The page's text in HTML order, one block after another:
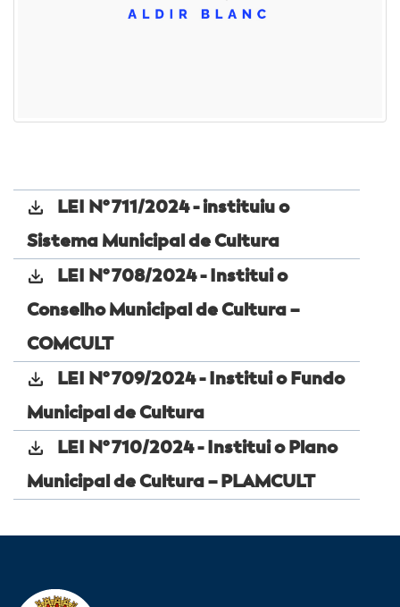
LEI Nº 711/2024 - instituiu o
Sistema Municipal de Cultura
LEI Nº 708/2024 - Institui o
Conselho Municipal de Cultura –
COMCULT
LEI Nº 709/2024 - Institui o Fundo
Municipal de Cultura
LEI Nº 710/2024 - Institui o Plano
Municipal de Cultura – PLAMCULT